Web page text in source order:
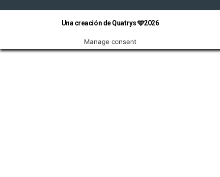
Una creación de Quatrys 🩵2026
Manage consent